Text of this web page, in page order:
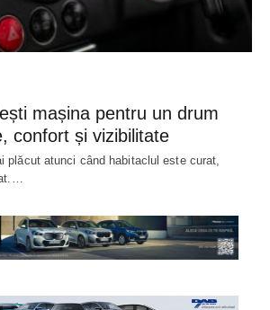
mașina pentru un drum
confort și vizibilitate
plăcut atunci când habitaclul este curat,